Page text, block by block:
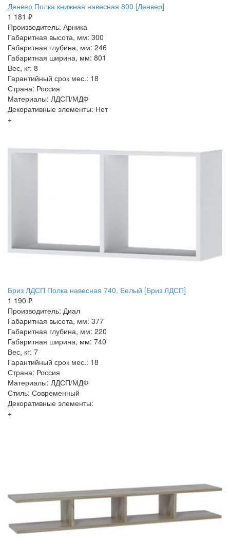
Денвер Полка книжная навесная 800 [Денвер]
1 181 ₽
Производитель: Арника
Габаритная высота, мм: 300
Габаритная глубина, мм: 246
Габаритная ширина, мм: 801
Вес, кг: 8
Гарантийный срок мес.: 18
Страна: Россия
Материалы: ЛДСП/МДФ
Декоративные элементы: Нет
+
Бриз ЛДСП Полка навесная 740, Белый [Бриз ЛДСП]
1 190 ₽
Производитель: Диал
Габаритная высота, мм: 377
Габаритная глубина, мм: 220
Габаритная ширина, мм: 740
Вес, кг: 7
Гарантийный срок мес.: 18
Страна: Россия
Материалы: ЛДСП/МДФ
Стиль: Современный
Декоративные элементы:
+